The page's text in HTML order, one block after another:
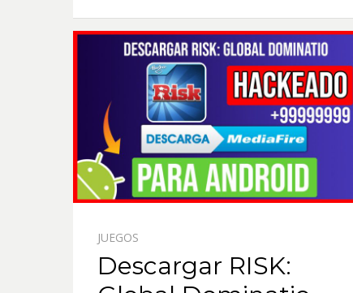
JUEGOS
Descargar RISK: